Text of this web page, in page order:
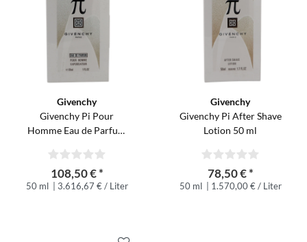
Givenchy
Givenchy Pi Pour
Homme Eau de Parfum
108,50 € *
50 ml | 3.616,67 € / Liter
Givenchy
Givenchy Pi After Shave
Lotion 50 ml
78,50 € *
50 ml | 1.570,00 € / Liter